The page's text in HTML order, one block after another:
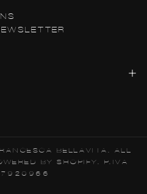
BELLAVITA. ALL
BY SHOPIFY. P.IVA